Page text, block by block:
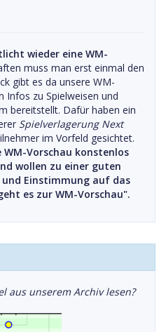
wieder eine WM-
muss man erst einmal den
gibt es da unsere WM-
Infos zu Spielweisen und
bereitstellt. Dafür haben ein
Spielverlagerung Next
im Vorfeld gesichtet.
Vorschau konstenlos
wollen zu einer guten
Einstimmung auf das
es zur WM-Vorschau".
aus unserem Archiv lesen?